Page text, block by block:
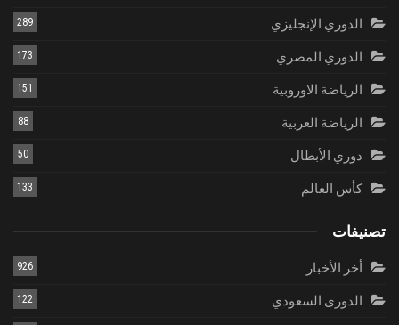
الدوري الإنجليزي 289
الدوري المصري 173
الرياضة الاوروبية 151
الرياضة العربية 88
دوري الأبطال 50
كأس العالم 133
تصنيفات
أخر الأخبار 926
الدورى السعودي 122